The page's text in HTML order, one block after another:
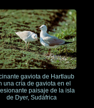
gaviota de Hartlaub
una cría de gaviota en el
paisaje de la isla
de Dyer, Sudáfrica